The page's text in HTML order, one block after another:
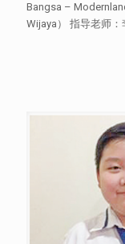
Bangsa –
Wijaya） 指导老师：